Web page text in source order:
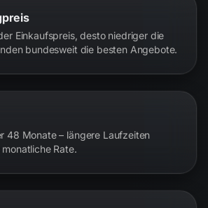
Einkaufspreis, desto niedriger die
bundesweit die besten Angebote.
48 Monate – längere Laufzeiten
Rate.